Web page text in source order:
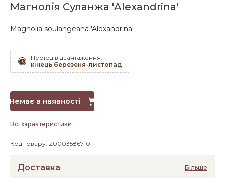
Магнолія Суланжа 'Alexandrina'
Magnolia soulangeana 'Alexandrina'
Період відвантаження:
кінець березеня-листопад
Немає в наявності
Всі характеристики
Код товару: Z00035867-0
Доставка Більше